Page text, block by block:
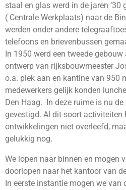
staal en glas werd in de jaren ’30
( Centrale Werkplaats) naar de
werden onder andere
telefoons en brievenbussen
In 1950 werd een tweede
ontwerp van rijksbouwmeester
o.a. plek aan en kantine van 950
medewerkers gelijk konden
Den Haag. In deze ruime is nu
gevestigd. Al dit soort activiteiten
ontwikkelingen niet overleefd,
gelukkig nog.
We lopen naar binnen en mogen
doorlopen naar het kantoor van
In eerste instantie mogen we van